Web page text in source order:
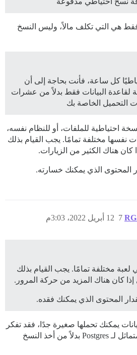
هي التي تكلف مالاً، وليس النسخ
كل ساعة، فأنت بحاجة إلى أن
لقاعدة البيانات فقط بدلاً من عشرات
التحميل الخاصة بك
احتياطية للملفات، أو للنظام نفسه،
نفسها مختلفة تمامًا. يجب القيام بذلك
المحتوى الذي يمكنك خسارته.
12 أبريل 2022، 3:03م 7
لعبة مختلفة تمامًا. يجب القيام بذلك
المحتوى الذي يمكنك فقده.
يمكنك تحملها صغيرة جدًا، فقد تفكر
في استخدام حل النسخ المتماثل لـ Postgres بدلاً من أخذ النسخ